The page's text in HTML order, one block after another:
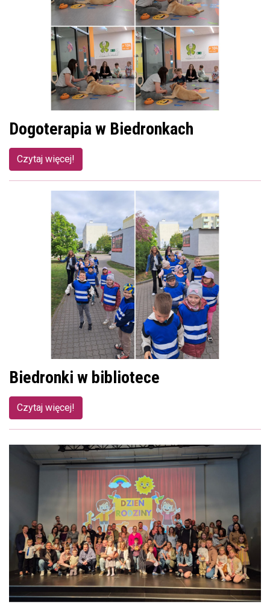
Dogoterapia w Biedronkach
Czytaj więcej!
Biedronki w bibliotece
Czytaj więcej!